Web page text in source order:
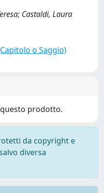
Castaldi, Laura
o Saggio)
prodotto.
da copyright e
diversa